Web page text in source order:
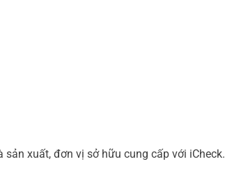
xuất, đơn vị sở hữu cung cấp với iCheck.